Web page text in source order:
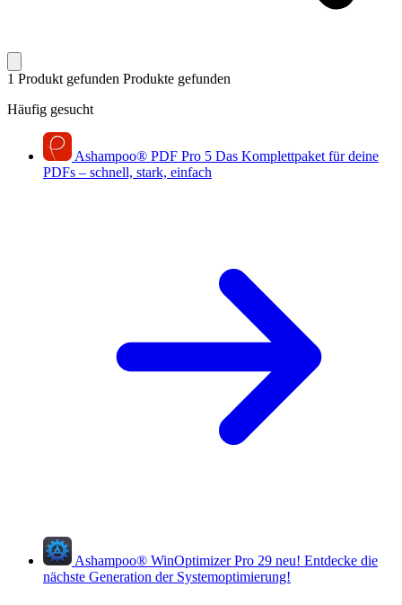
1 Produkt gefunden Produkte gefunden
Häufig gesucht
Ashampoo® PDF Pro 5 Das Komplettpaket für deine
PDFs – schnell, stark, einfach
Ashampoo® WinOptimizer Pro 29 neu! Entdecke die
nächste Generation der Systemoptimierung!